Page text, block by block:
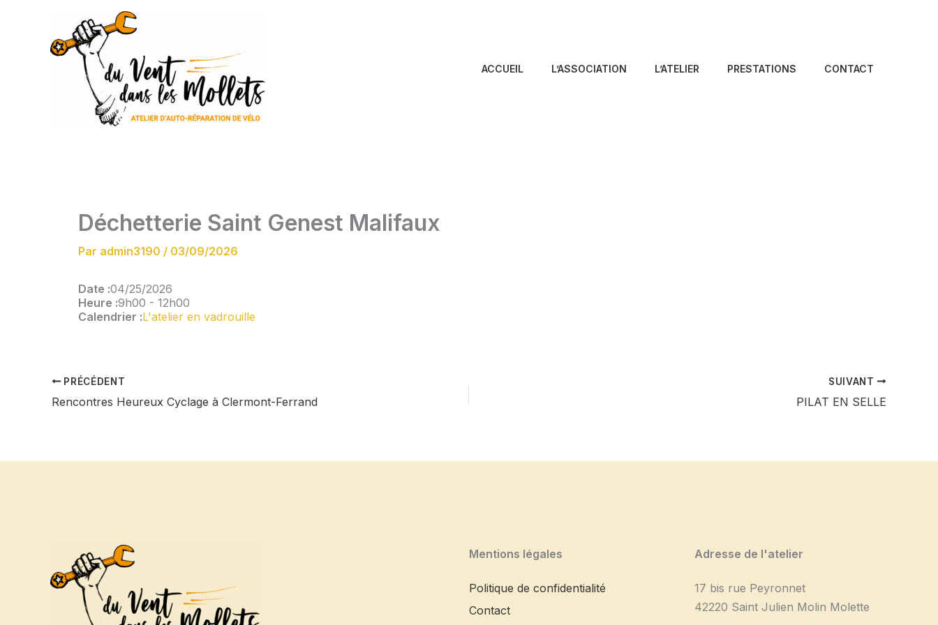
ACCUEIL L’ASSOCIATION L’ATELIER PRESTATIONS CONTACT
Déchetterie Saint Genest Malifaux
Par admin3190 / 03/09/2026
Date :04/25/2026
Heure :9h00 - 12h00
Calendrier :L'atelier en vadrouille
PRÉCÉDENT
Rencontres Heureux Cyclage à Clermont-Ferrand
SUIVANT
PILAT EN SELLE
Mentions légales
Politique de confidentialité
Contact
Adresse de l'atelier
17 bis rue Peyronnet
42220 Saint Julien Molin Molette